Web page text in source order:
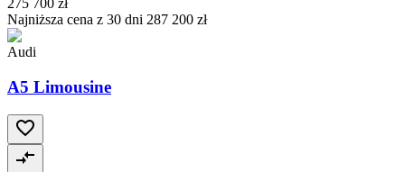
275 700 zł
Najniższa cena z 30 dni 287 200 zł
Audi
A5 Limousine